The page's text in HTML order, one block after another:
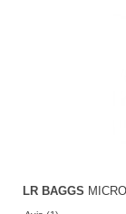
LR BAGGS